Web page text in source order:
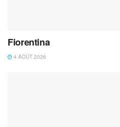
Fiorentina
4 AOÛT 2026